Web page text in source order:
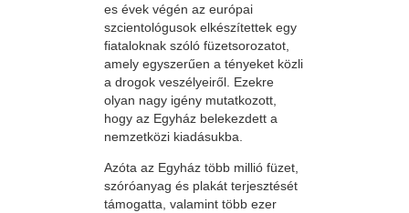
es évek végén az európai
szcientológusok elkészítettek egy
fiataloknak szóló füzetsorozatot,
amely egyszerűen a tényeket közli
a drogok veszélyeiről. Ezekre
olyan nagy igény mutatkozott,
hogy az Egyház belekezdett a
nemzetközi kiadásukba.
Azóta az Egyház több millió füzet,
szóróanyag és plakát terjesztését
támogatta, valamint több ezer